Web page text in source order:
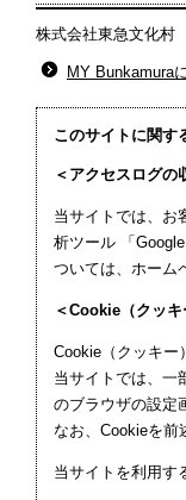
株式会社東急文化村
MY Bunkamura
このサイトに関す
＜アクセスログの
当サイトでは、お
析ツール 「
ついては、ホーム
＜Cookie（クッキ
Cookie（クッキー
当サイトでは、一
のブラウザの設定
なお、Cookieを前
当サイトを利用す